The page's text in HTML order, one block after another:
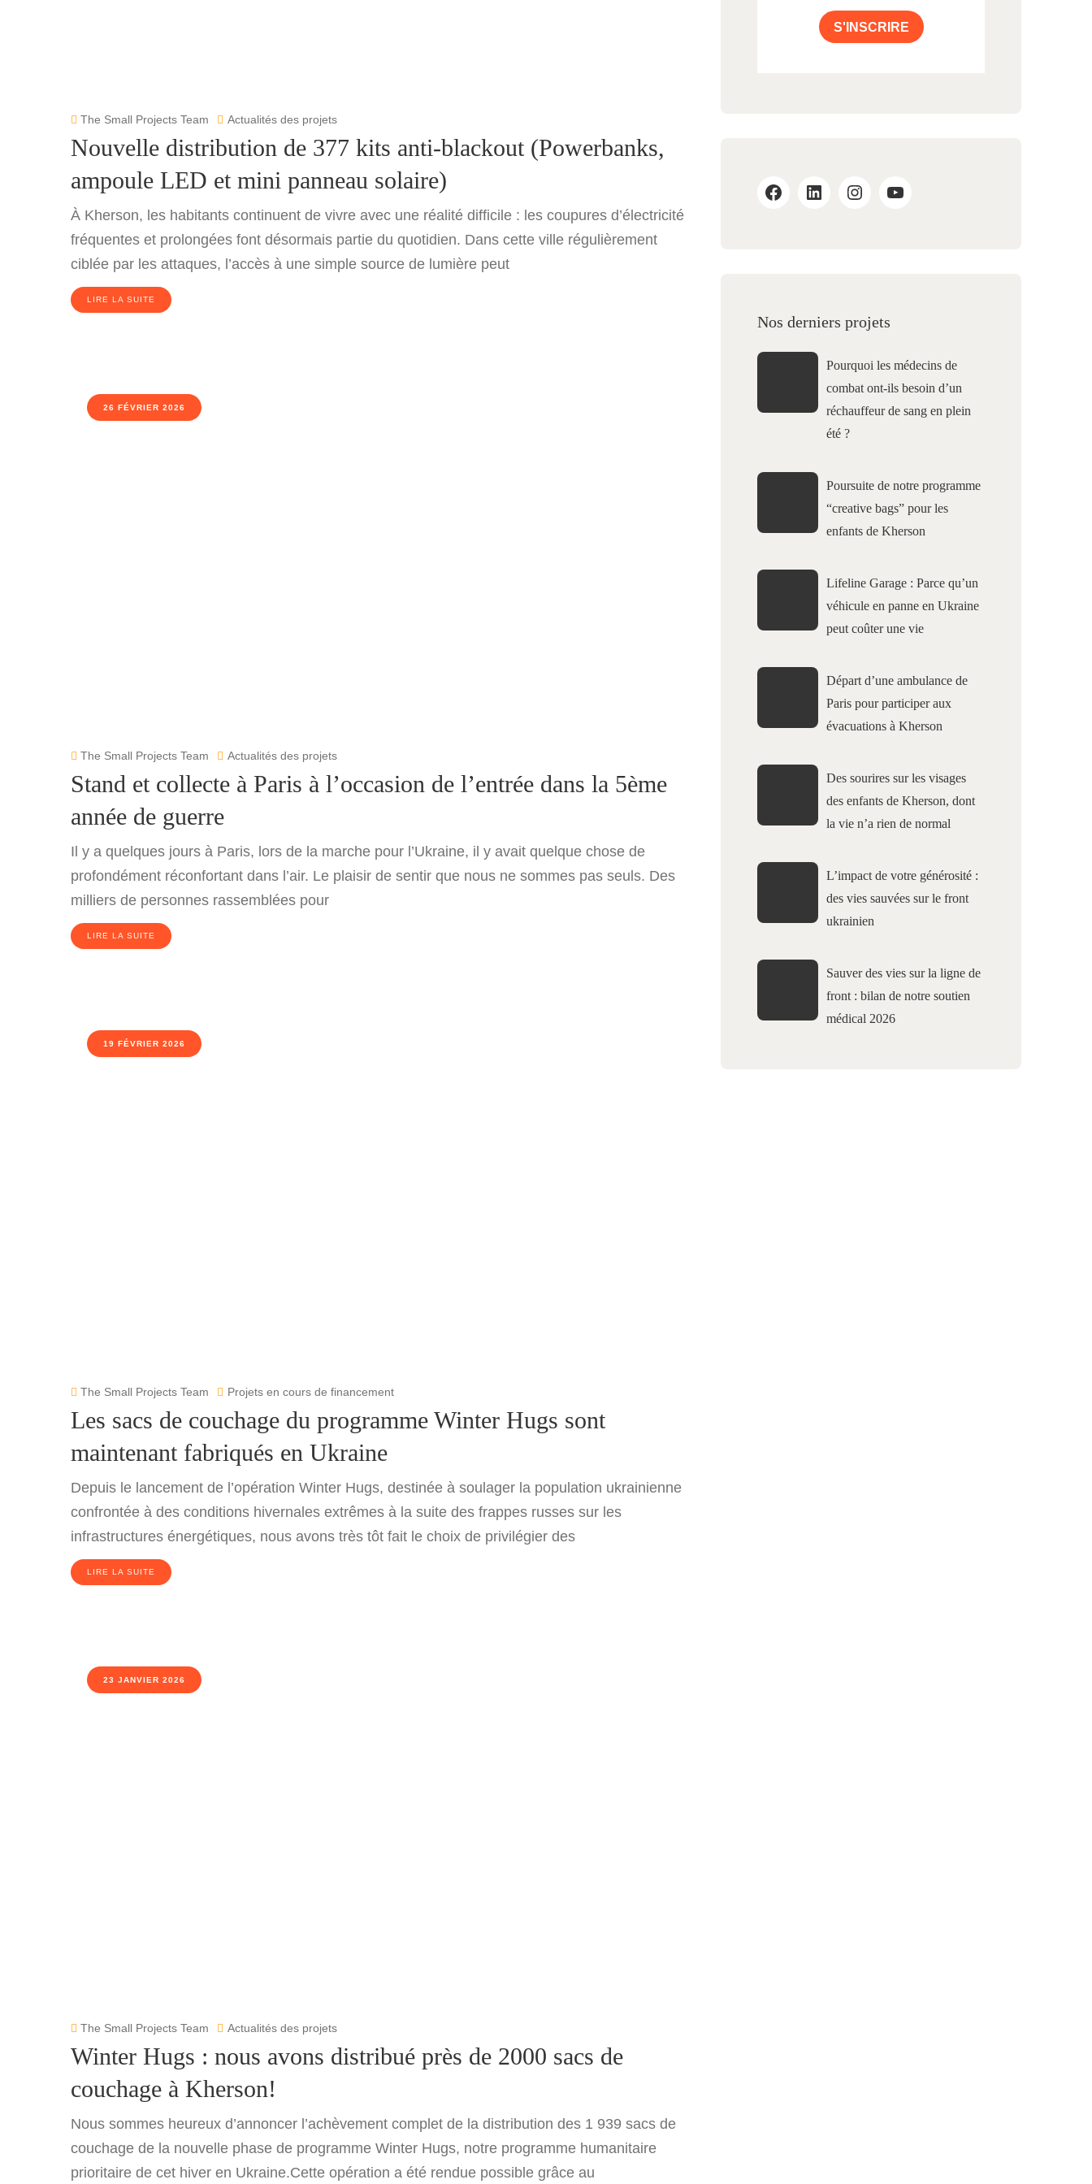
The Small Projects Team Actualités des projets
Nouvelle distribution de 377 kits anti-blackout (Powerbanks,
ampoule LED et mini panneau solaire)
À Kherson, les habitants continuent de vivre avec une réalité difficile : les coupures d’électricité
fréquentes et prolongées font désormais partie du quotidien. Dans cette ville régulièrement
ciblée par les attaques, l’accès à une simple source de lumière peut
LIRE LA SUITE
26 FÉVRIER 2026
The Small Projects Team Actualités des projets
Stand et collecte à Paris à l’occasion de l’entrée dans la 5ème
année de guerre
Il y a quelques jours à Paris, lors de la marche pour l’Ukraine, il y avait quelque chose de
profondément réconfortant dans l’air. Le plaisir de sentir que nous ne sommes pas seuls. Des
milliers de personnes rassemblées pour
LIRE LA SUITE
19 FÉVRIER 2026
The Small Projects Team Projets en cours de financement
Les sacs de couchage du programme Winter Hugs sont
maintenant fabriqués en Ukraine
Depuis le lancement de l’opération Winter Hugs, destinée à soulager la population ukrainienne
confrontée à des conditions hivernales extrêmes à la suite des frappes russes sur les
infrastructures énergétiques, nous avons très tôt fait le choix de privilégier des
LIRE LA SUITE
23 JANVIER 2026
The Small Projects Team Actualités des projets
Winter Hugs : nous avons distribué près de 2000 sacs de
couchage à Kherson!
Nous sommes heureux d’annoncer l’achèvement complet de la distribution des 1 939 sacs de
couchage de la nouvelle phase de programme Winter Hugs, notre programme humanitaire
prioritaire de cet hiver en Ukraine.Cette opération a été rendue possible grâce au
S'INSCRIRE
Nos derniers projets
Pourquoi les médecins de
combat ont-ils besoin d’un
réchauffeur de sang en plein
été ?
Poursuite de notre programme
“creative bags” pour les
enfants de Kherson
Lifeline Garage : Parce qu’un
véhicule en panne en Ukraine
peut coûter une vie
Départ d’une ambulance de
Paris pour participer aux
évacuations à Kherson
Des sourires sur les visages
des enfants de Kherson, dont
la vie n’a rien de normal
L’impact de votre générosité :
des vies sauvées sur le front
ukrainien
Sauver des vies sur la ligne de
front : bilan de notre soutien
médical 2026